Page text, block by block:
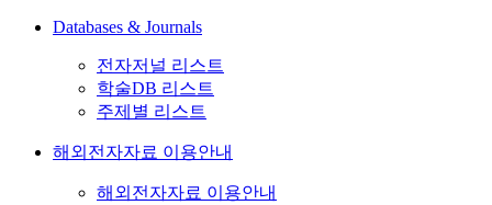
Databases & Journals
전자저널 리스트
학술DB 리스트
주제별 리스트
해외전자자료 이용안내
해외전자자료 이용안내